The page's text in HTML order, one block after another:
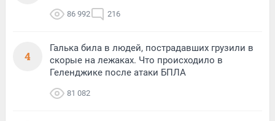
86 992 216
4
Галька била в людей, пострадавших грузили в
скорые на лежаках. Что происходило в
Геленджике после атаки БПЛА
81 082